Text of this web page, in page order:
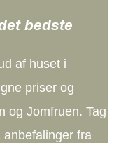
bedste
af huset i
priser og
og Jomfruen. Tag
fra